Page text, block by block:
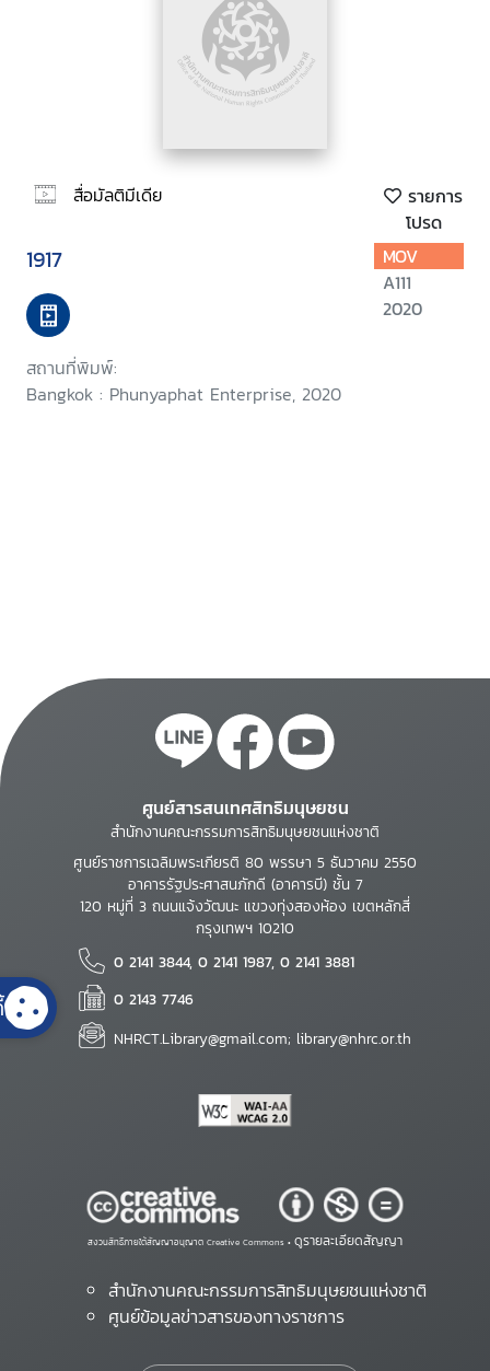
สื่อมัลติมีเดีย
รายการ
โปรด
1917
สถานที่พิมพ์:
Bangkok : Phunyaphat Enterprise, 2020
MOV
A111
2020
ศูนย์สารสนเทศสิทธิมนุษยชน
สำนักงานคณะกรรมการสิทธิมนุษยชนแห่งชาติ
ศูนย์ราชการเฉลิมพระเกียรติ 80 พรรษา 5 ธันวาคม 2550
อาคารรัฐประศาสนภักดี (อาคารบี) ชั้น 7
120 หมู่ที่ 3 ถนนแจ้งวัฒนะ แขวงทุ่งสองห้อง เขตหลักสี่
กรุงเทพฯ 10210
0 2141 3844, 0 2141 1987, 0 2141 3881
0 2143 7746
NHRCT.Library@gmail.com; library@nhrc.or.th
สงวนสิทธิ์ภายใต้สัญญาอนุญาต Creative Commons • ดูรายละเอียดสัญญา
สำนักงานคณะกรรมการสิทธิมนุษยชนแห่งชาติ
ศูนย์ข้อมูลข่าวสารของทางราชการ